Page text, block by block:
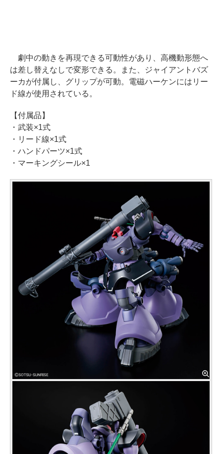
劇中の動きを再現できる可動性があり、高機動形態へ
は差し替えなしで変形できる。また、ジャイアントバズ
ーカが付属し、グリップが可動。電磁ハーケンにはリー
ド線が使用されている。
【付属品】
・武装×1式
・リード線×1式
・ハンドパーツ×1式
・マーキングシール×1